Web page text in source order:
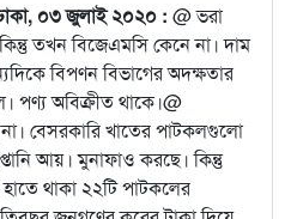
০৩ জুলাই ২০২০ : @ ভরা
তখন বিজেএমসি কেনে না। দাম
বিপণন বিভাগের অদক্ষতার
পণ্য অবিক্রীত থাকে।@
বেসরকারি খাতের পাটকলগুলো
আয়। মুনাফাও করছে। কিন্তু
থাকা ২২টি পাটকলের